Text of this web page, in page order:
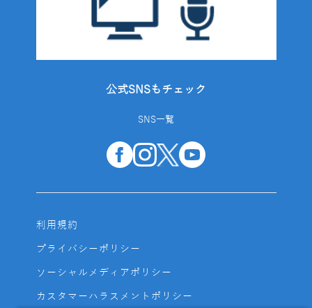
公式SNSもチェック
SNS一覧
利用規約
プライバシーポリシー
ソーシャルメディアポリシー
カスタマーハラスメントポリシー